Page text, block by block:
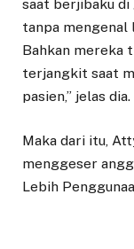
saat berjibaku
tanpa
Bahkan mereka
terjangkit saat
pasien,” jelas dia.
Maka dari itu,
menggeser
Lebih